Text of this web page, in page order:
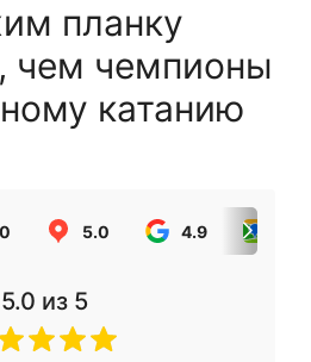
планку
чем чемпионы
катанию
5.0 4.9
5.0 из 5